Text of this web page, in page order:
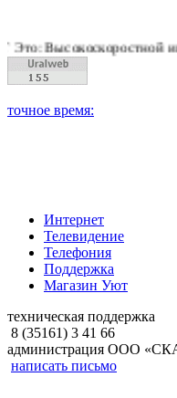
интернет,
Интернет
Телевидение
Телефония
Поддержка
Магазин Уют
техническая поддержка
8 (35161) 3 41 66
администрация ООО
написать письмо